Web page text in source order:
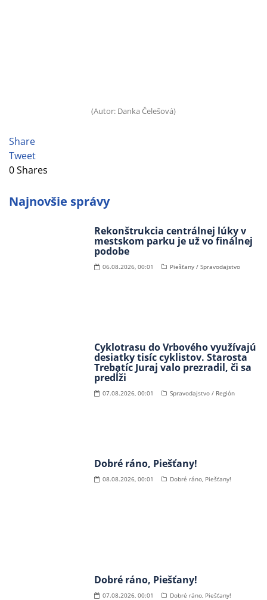
(Autor: Danka Čelešová)
Share
Tweet
0Shares
Najnovšie správy
Rekonštrukcia centrálnej lúky v
mestskom parku je už vo finálnej
podobe
06.08.2026, 00:01 Piešťany / Spravodajstvo
Cyklotrasu do Vrbového využívajú
desiatky tisíc cyklistov. Starosta
Trebatíc Juraj valo prezradil, či sa
predĺži
07.08.2026, 00:01 Spravodajstvo / Región
Dobré ráno, Piešťany!
08.08.2026, 00:01 Dobré ráno, Piešťany!
Dobré ráno, Piešťany!
07.08.2026, 00:01 Dobré ráno, Piešťany!